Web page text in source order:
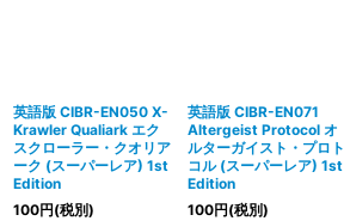
英語版 CIBR-EN050 X-
Krawler Qualiark エク
スクローラー・クオリア
ーク (スーパーレア) 1st
Edition
100円(税別)
英語版 CIBR-EN071
Altergeist Protocol オ
ルターガイスト・プロト
コル (スーパーレア) 1st
Edition
100円(税別)